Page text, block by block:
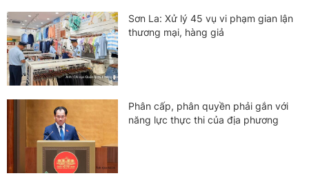
Sơn La: Xử lý 45 vụ vi phạm gian lận
thương mại, hàng giả
Phân cấp, phân quyền phải gắn với
năng lực thực thi của địa phương